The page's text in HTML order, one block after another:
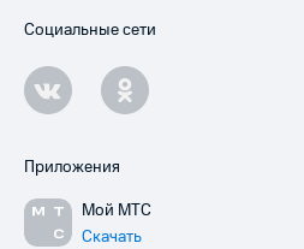
Социальные сети
Приложения
Мой МТС
Скачать